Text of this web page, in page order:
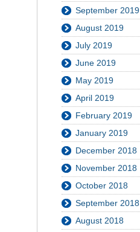
September 2019
August 2019
July 2019
June 2019
May 2019
April 2019
February 2019
January 2019
December 2018
November 2018
October 2018
September 2018
August 2018